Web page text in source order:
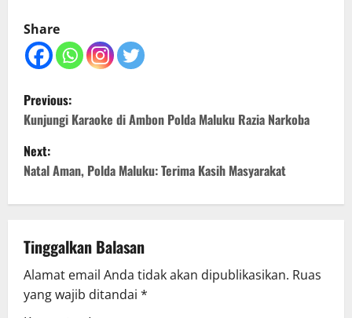
Share
P
o
s
a
v
Previous:
Kunjungi Karaoke di Ambon Polda Maluku Razia Narkoba
Next:
Natal Aman, Polda Maluku: Terima Kasih Masyarakat
Tinggalkan Balasan
Alamat email Anda tidak akan dipublikasikan. Ruas
yang wajib ditandai *